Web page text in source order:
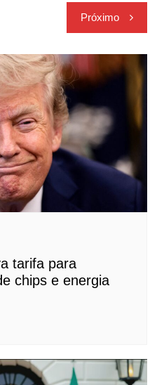
Próximo
tarifa para
chips e energia